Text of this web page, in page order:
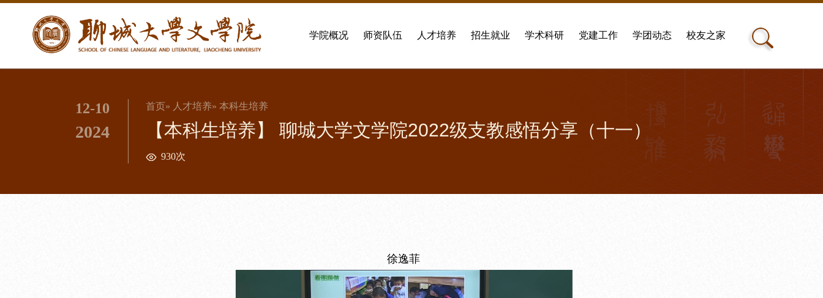
学院概况 师资队伍 人才培养 招生就业 学术科研 党建工作 学团动态 校友之家
12-10
2024
首页» 人才培养» 本科生培养
【本科生培养】 聊城大学文学院2022级支教感悟分享（十一）
930次
徐逸菲